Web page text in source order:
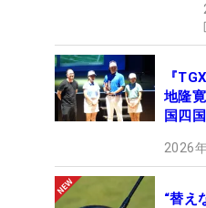
『
地隆
国四
2026
“替え